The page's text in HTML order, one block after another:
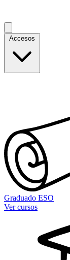
Accesos
Graduado ESO
Ver cursos